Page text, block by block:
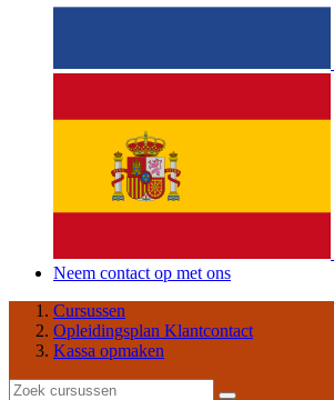
Neem contact op met ons
Cursussen
Opleidingsplan Klantcontact
Kassa opmaken